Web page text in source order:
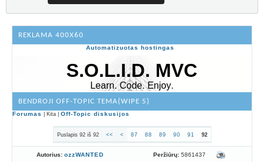
REKLAMA 400X60
Automatizuotas hostingas
BENDROJI OFF-TOPIC TEMA(WIPE 5)
Forumas | Kita | Off-Topic diskusijos
Puslapis 92 iš 92 << < 87 88 89 90 91 92
Autorius: ozzWANTED Peržiūrų: 5861437